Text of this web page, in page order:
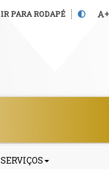
IR PARA RODAPÉ +
SERVIÇOS